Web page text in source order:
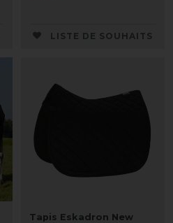
LISTE DE SOUHAITS
Tapis Eskadron New